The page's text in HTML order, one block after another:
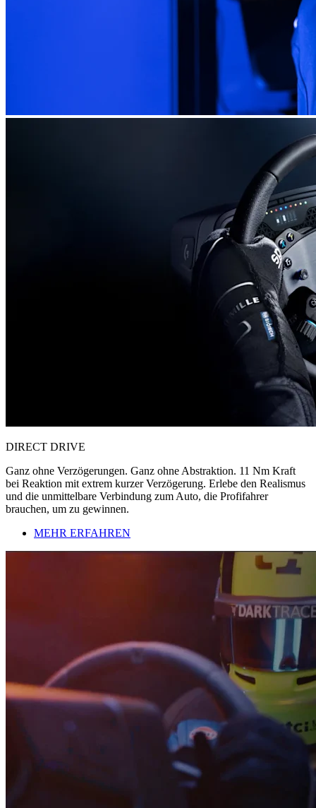
DIRECT DRIVE
Ganz ohne Verzögerungen. Ganz ohne Abstraktion. 11 Nm Kraft
bei Reaktion mit extrem kurzer Verzögerung. Erlebe den Realismus
und die unmittelbare Verbindung zum Auto, die Profifahrer
brauchen, um zu gewinnen.
MEHR ERFAHREN